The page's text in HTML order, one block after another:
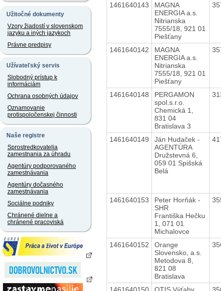
Užitočné dokumenty
Vzory žiadostí v slovenskom
jazyku a iných jazykoch
Právne predpisy
Užívateľský servis
Slobodný prístup k
informáciám
Ochrana osobných údajov
Oznamovanie
protispoločenskej činnosti
Naše registre
Sprostredkovatelia
zamestnania za úhradu
Agentúry podporovaného
zamestnávania
Agentúry dočasného
zamestnávania
Sociálne podniky
Chránené dielne a
chránené pracoviská
1461640143
MAGNA
ENERGIA a.s.
Nitrianska
7555/18, 921 01
Piešťany
1461640142
MAGNA
ENERGIA a.s.
Nitrianska
7555/18, 921 01
Piešťany
1461640148
PERGAMON
spol.s.r.o.
Chemická 1,
831 04
Bratislava 3
1461640149
Ján Hudaček -
AGENTÚRA
Družstevná 6,
059 01 Spišská
Belá
1461640153
Peter Horňák -
SHR
Františka Hečku
1, 071 01
Michalovce
1461640152
Orange
Slovensko, a.s.
Metodova 8,
821 08
Bratislava